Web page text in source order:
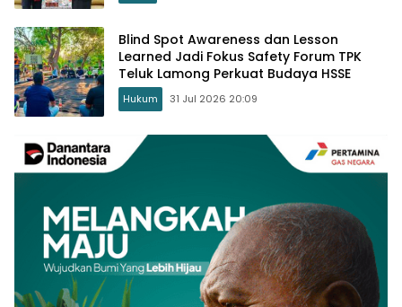
Blind Spot Awareness dan Lesson
Learned Jadi Fokus Safety Forum TPK
Teluk Lamong Perkuat Budaya HSSE
Hukum 31 Jul 2026 20:09